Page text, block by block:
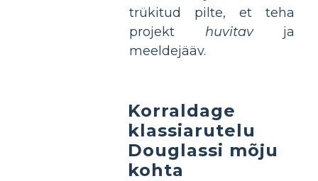
trükitud pilte, et teha
projekt huvitavja
meeldejääv.
Korraldage
klassiarutelu
Douglassi mõju
kohta